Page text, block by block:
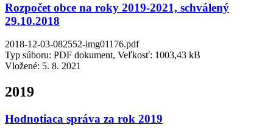
Rozpočet obce na roky 2019-2021, schválený
29.10.2018
2018-12-03-082552-img01176.pdf
Typ súboru: PDF dokument, Veľkosť: 1003,43 kB
Vložené: 5. 8. 2021
2019
Hodnotiaca správa za rok 2019